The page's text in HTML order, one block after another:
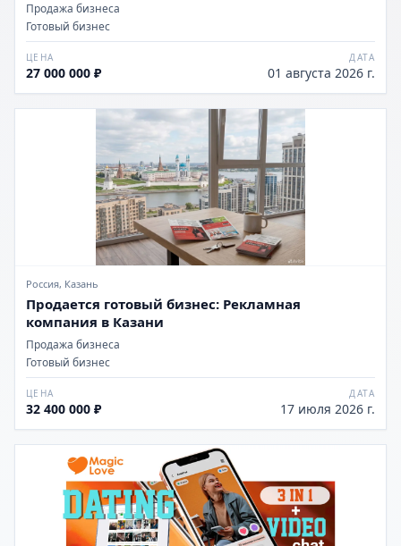
Продажа бизнеса
Готовый бизнес
ЦЕНА
27 000 000 ₽
ДАТА
01 августа 2026 г.
Россия, Казань
Продается готовый бизнес: Рекламная
компания в Казани
Продажа бизнеса
Готовый бизнес
ЦЕНА
32 400 000 ₽
ДАТА
17 июля 2026 г.